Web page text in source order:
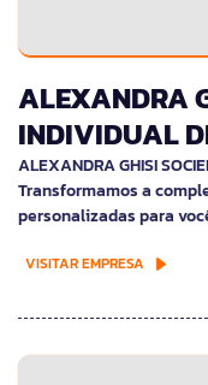
ALEXANDRA
INDIVIDUAL
ALEXANDRA GHISI
Transformamos a
personalizadas para
VISITAR EMPRESA